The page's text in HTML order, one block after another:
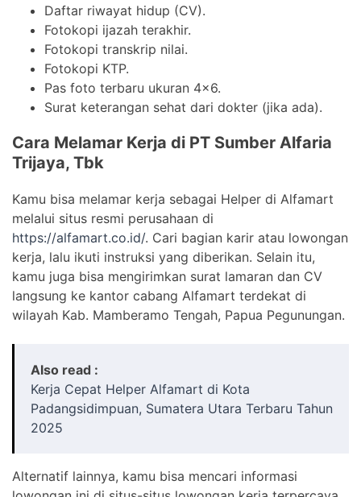
Daftar riwayat hidup (CV).
Fotokopi ijazah terakhir.
Fotokopi transkrip nilai.
Fotokopi KTP.
Pas foto terbaru ukuran 4×6.
Surat keterangan sehat dari dokter (jika ada).
Cara Melamar Kerja di PT Sumber Alfaria
Trijaya, Tbk
Kamu bisa melamar kerja sebagai Helper di Alfamart
melalui situs resmi perusahaan di
https://alfamart.co.id/. Cari bagian karir atau lowongan
kerja, lalu ikuti instruksi yang diberikan. Selain itu,
kamu juga bisa mengirimkan surat lamaran dan CV
langsung ke kantor cabang Alfamart terdekat di
wilayah Kab. Mamberamo Tengah, Papua Pegunungan.
Also read :
Kerja Cepat Helper Alfamart di Kota
Padangsidimpuan, Sumatera Utara Terbaru Tahun
2025
Alternatif lainnya, kamu bisa mencari informasi